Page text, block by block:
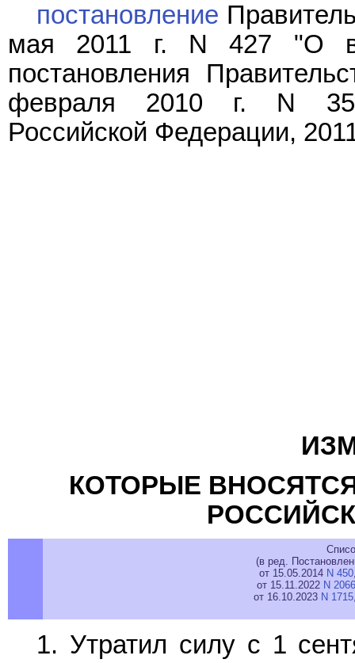
постановление
мая 2011 г. N 427 "О
постановления
февраля 2010 г. N 35"
Российской Федерации,
КОТОРЫЕ
(в ред.
от 15.05.2014 N 450
от 15.11.2022 N 2066
от 16.10.2023 N 1715
1. Утратил силу с 1